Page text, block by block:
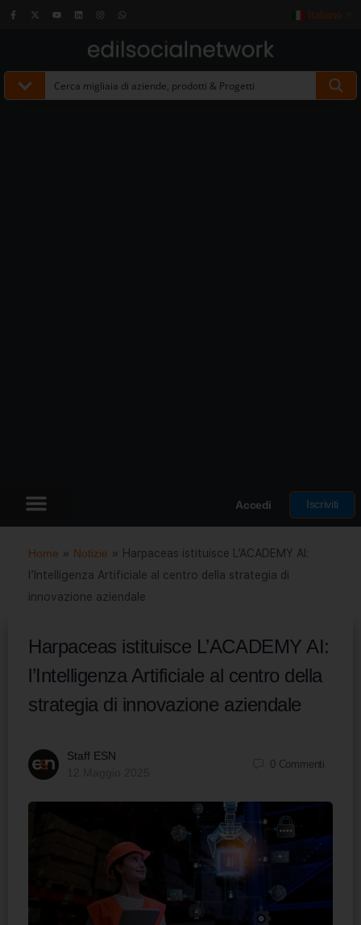
Italiano
Accedi Iscriviti
Home » Notizie » Harpaceas istituisce L’ACADEMY AI:
l’Intelligenza Artificiale al centro della strategia di
innovazione aziendale
Harpaceas istituisce L’ACADEMY AI:
l’Intelligenza Artificiale al centro della
strategia di innovazione aziendale
Staff ESN
0 Commenti